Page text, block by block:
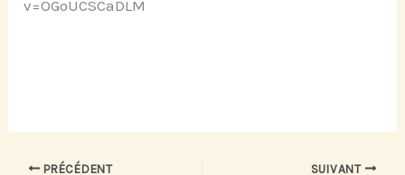
v=OGoUCSCaDLM
PRÉCÉDENT SUIVANT